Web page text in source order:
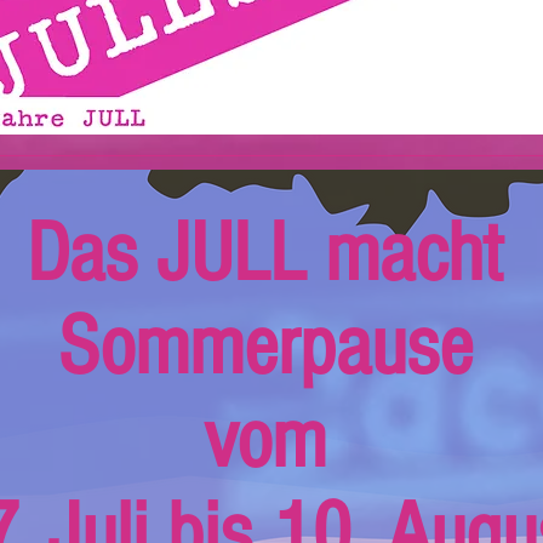
Das JULL macht
Sommerpause
vom